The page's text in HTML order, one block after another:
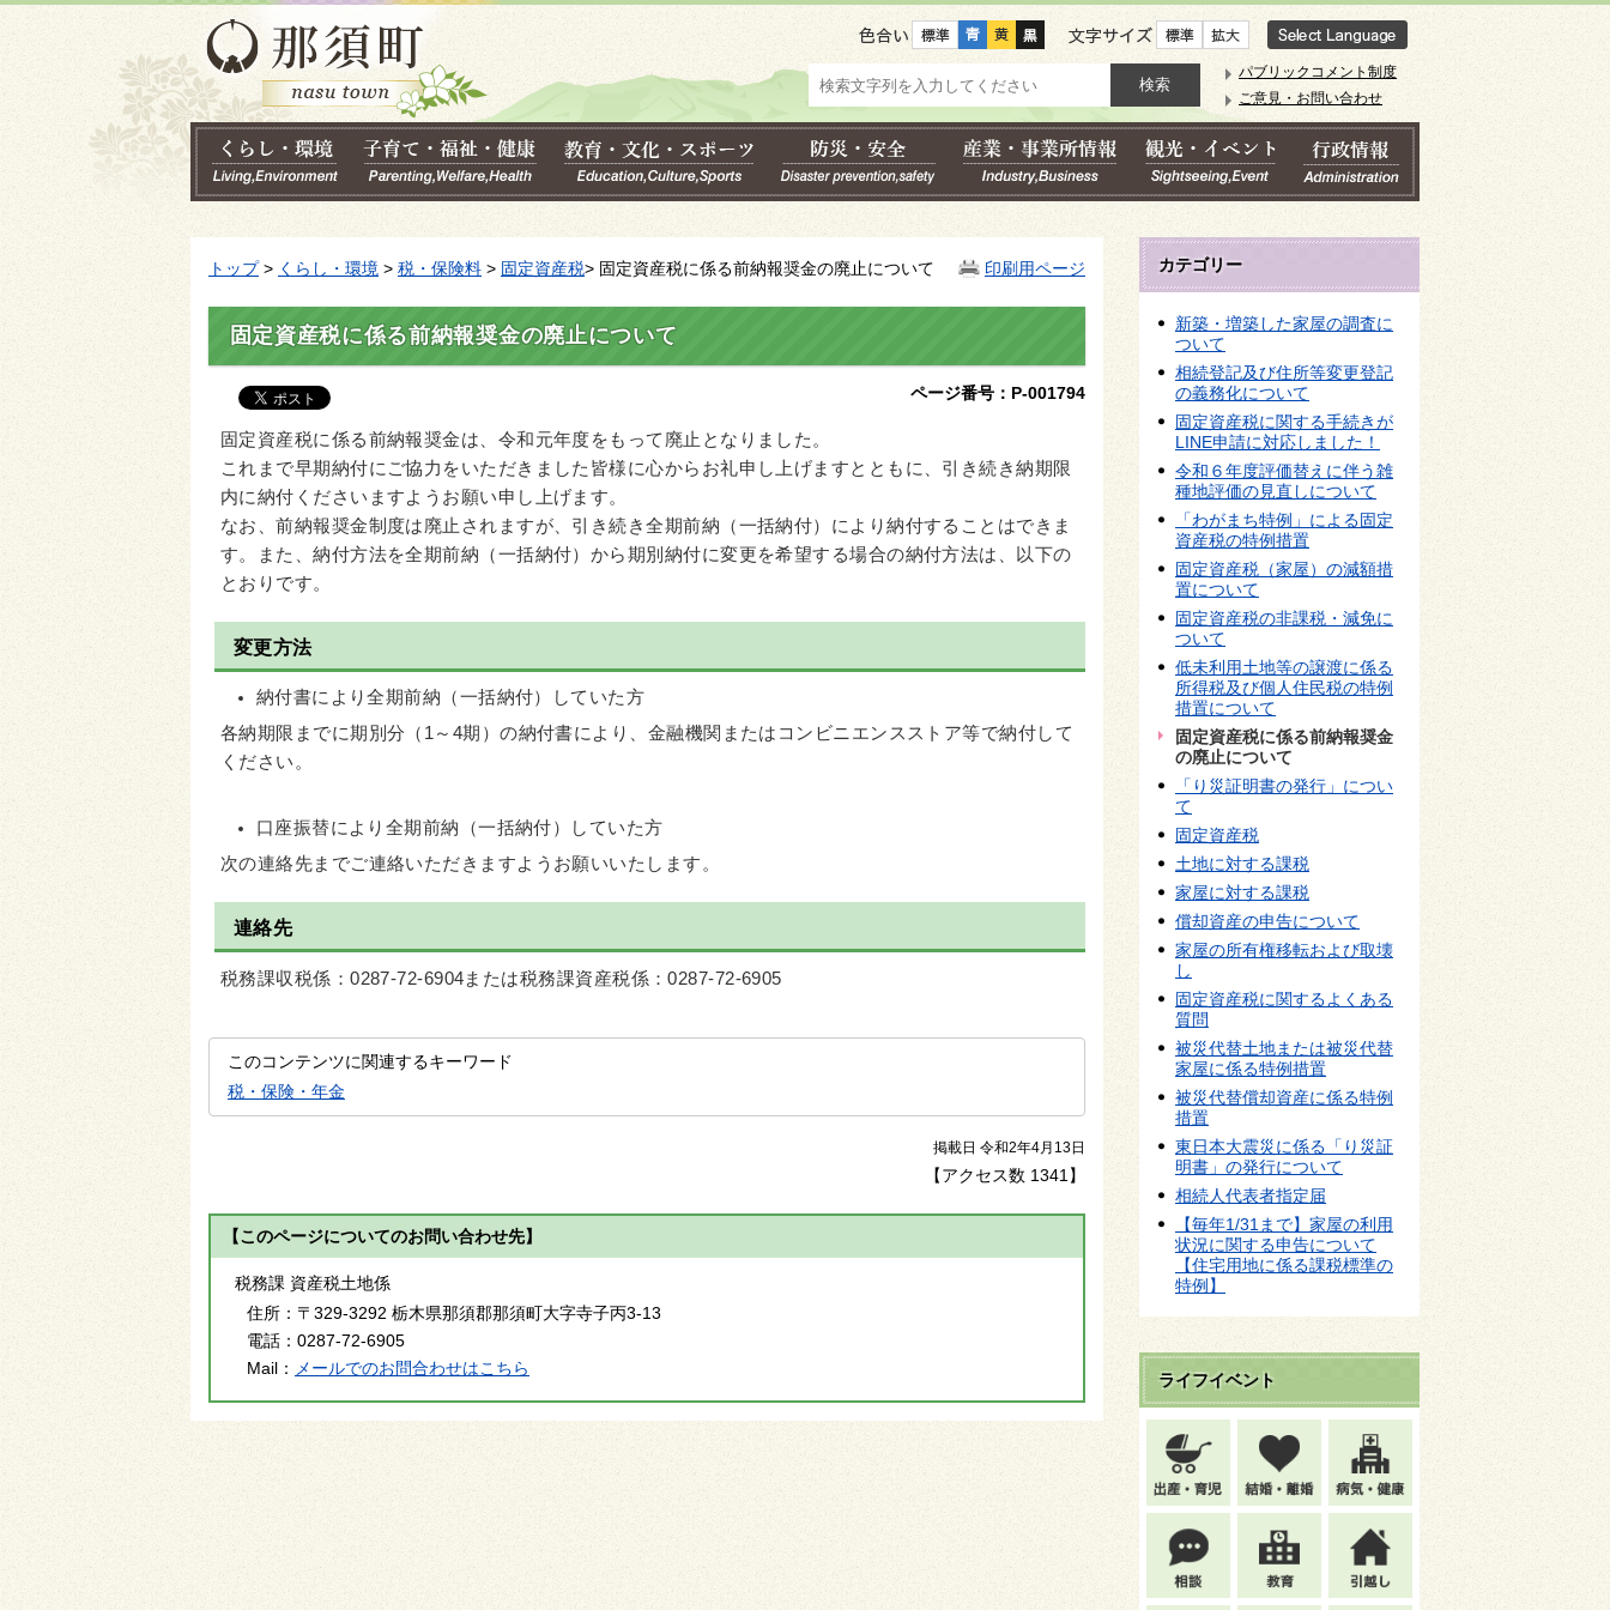
色合い 文字サイズ
パブリックコメント制度
ご意見・お問い合わせ
印刷用ページ
トップ> くらし・環境 > 税・保険料 > 固定資産税> 固定資産税に係る前納報奨金の廃止について
固定資産税に係る前納報奨金の廃止について
ページ番号：P-001794
固定資産税に係る前納報奨金は、令和元年度をもって廃止となりました。
これまで早期納付にご協力をいただきました皆様に心からお礼申し上げますとともに、引き続き納期限
内に納付くださいますようお願い申し上げます。
なお、前納報奨金制度は廃止されますが、引き続き全期前納（一括納付）により納付することはできま
す。また、納付方法を全期前納（一括納付）から期別納付に変更を希望する場合の納付方法は、以下の
とおりです。
変更方法
納付書により全期前納（一括納付）していた方
各納期限までに期別分（1～4期）の納付書により、金融機関またはコンビニエンスストア等で納付して
ください。
口座振替により全期前納（一括納付）していた方
次の連絡先までご連絡いただきますようお願いいたします。
連絡先
税務課収税係：0287-72-6904または税務課資産税係：0287-72-6905
このコンテンツに関連するキーワード
税・保険・年金
掲載日 令和2年4月13日
【アクセス数 1341】
【このページについてのお問い合わせ先】
税務課 資産税土地係
住所： 〒329-3292 栃木県那須郡那須町大字寺子丙3-13
電話： 0287-72-6905
Mail： メールでのお問合わせはこちら
カテゴリー
新築・増築した家屋の調査に
ついて
相続登記及び住所等変更登記
の義務化について
固定資産税に関する手続きが
LINE申請に対応しました！
令和６年度評価替えに伴う雑
種地評価の見直しについて
「わがまち特例」による固定
資産税の特例措置
固定資産税（家屋）の減額措
置について
固定資産税の非課税・減免に
ついて
低未利用土地等の譲渡に係る
所得税及び個人住民税の特例
措置について
固定資産税に係る前納報奨金
の廃止について
「り災証明書の発行」につい
て
固定資産税
土地に対する課税
家屋に対する課税
償却資産の申告について
家屋の所有権移転および取壊
し
固定資産税に関するよくある
質問
被災代替土地または被災代替
家屋に係る特例措置
被災代替償却資産に係る特例
措置
東日本大震災に係る「り災証
明書」の発行について
相続人代表者指定届
【毎年1/31まで】家屋の利用
状況に関する申告について
【住宅用地に係る課税標準の
特例】
ライフイベント